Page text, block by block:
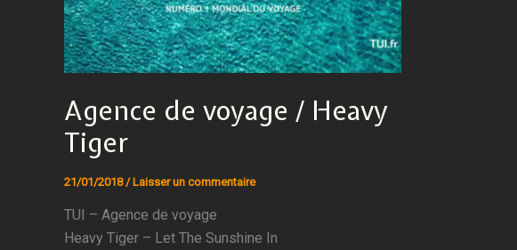
Agence de voyage / Heavy
Tiger
21/01/2018 /Laisser un commentaire
TUI – Agence de voyage
Heavy Tiger – Let The Sunshine In